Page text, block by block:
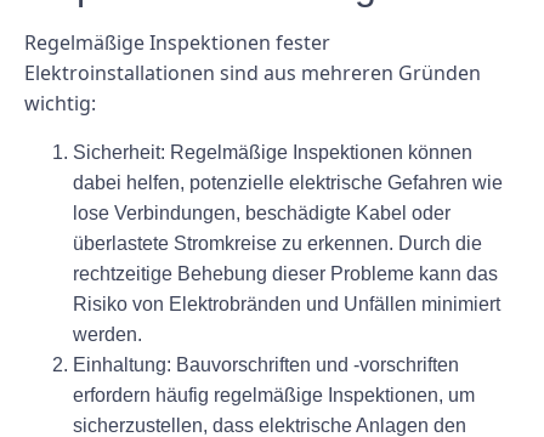
Regelmäßige Inspektionen fester
Elektroinstallationen sind aus mehreren Gründen
wichtig:
Sicherheit: Regelmäßige Inspektionen können
dabei helfen, potenzielle elektrische Gefahren wie
lose Verbindungen, beschädigte Kabel oder
überlastete Stromkreise zu erkennen. Durch die
rechtzeitige Behebung dieser Probleme kann das
Risiko von Elektrobränden und Unfällen minimiert
werden.
Einhaltung: Bauvorschriften und -vorschriften
erfordern häufig regelmäßige Inspektionen, um
sicherzustellen, dass elektrische Anlagen den